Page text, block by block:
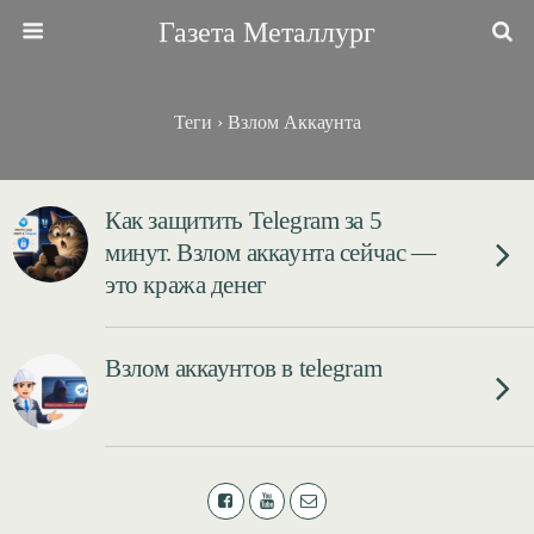
Газета Металлург
Теги › Взлом Аккаунта
Как защитить Telegram за 5
минут. Взлом аккаунта сейчас —
это кража денег
Взлом аккаунтов в telegram